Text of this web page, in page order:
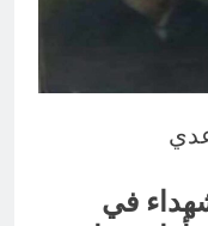
وإستبراق
في